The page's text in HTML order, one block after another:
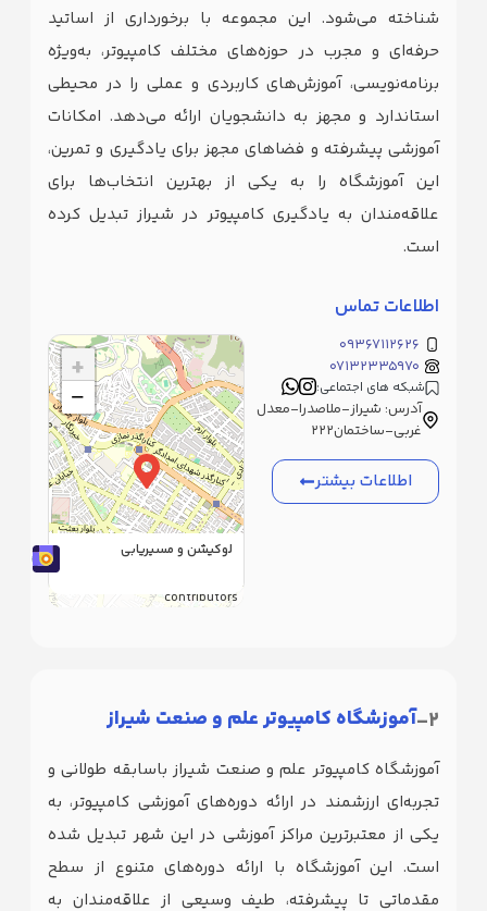
شناخته می‌شود. این مجموعه با برخورداری از اساتید
حرفه‌ای و مجرب در حوزه‌های مختلف کامپیوتر، به‌ویژه
برنامه‌نویسی، آموزش‌های کاربردی و عملی را در محیطی
استاندارد و مجهز به دانشجویان ارائه می‌دهد. امکانات
آموزشی پیشرفته و فضاهای مجهز برای یادگیری و تمرین،
این آموزشگاه را به یکی از بهترین انتخاب‌ها برای
علاقه‌مندان به یادگیری کامپیوتر در شیراز تبدیل کرده
است.
اطلاعات تماس
09367112626
07132335970
شبکه های اجتماعی:
آدرس: شیراز-ملاصدرا-معدل
غربی-ساختمان222
اطلاعات بیشتر
+
−
contributors
لوکیشن و مسیریابی
آموزشگاه کامپیوتر علم و صنعت شیراز
آموزشگاه کامپیوتر علم و صنعت شیراز باسابقه طولانی و
تجربه‌ای ارزشمند در ارائه دوره‌های آموزشی کامپیوتر، به
یکی از معتبرترین مراکز آموزشی در این شهر تبدیل شده
است. این آموزشگاه با ارائه دوره‌های متنوع از سطح
مقدماتی تا پیشرفته، طیف وسیعی از علاقه‌مندان به